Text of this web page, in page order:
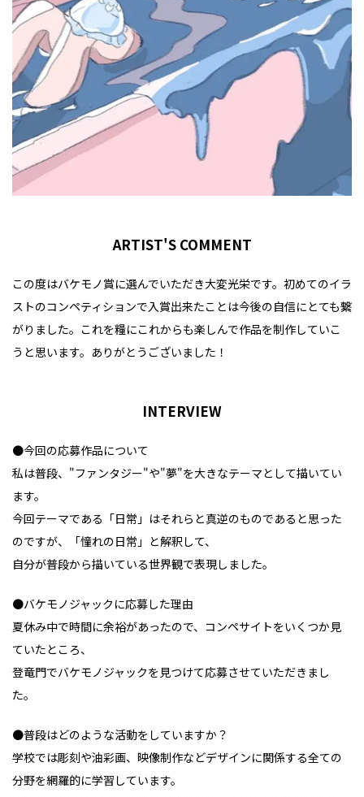
ARTIST'S COMMENT
この度はバケモノ賞に選んでいただき大変光栄です。初めてのイラ
ストのコンペティションで入賞出来たことは今後の自信にとても繋
がりました。これを糧にこれからも楽しんで作品を制作していこ
うと思います。ありがとうございました！
INTERVIEW
●今回の応募作品について
私は普段、"ファンタジー"や"夢"を大きなテーマとして描いてい
ます。
今回テーマである「日常」はそれらと真逆のものであると思った
のですが、「憧れの日常」と解釈して、
自分が普段から描いている世界観で表現しました。
●バケモノジャックに応募した理由
夏休み中で時間に余裕があったので、コンペサイトをいくつか見
ていたところ、
登竜門でバケモノジャックを見つけて応募させていただきまし
た。
●普段はどのような活動をしていますか？
学校では彫刻や油彩画、映像制作などデザインに関係する全ての
分野を網羅的に学習しています。